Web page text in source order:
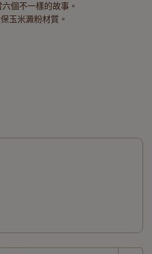
個不一樣的故事。
玉米澱粉材質。